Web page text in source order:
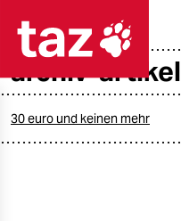
archiv-artikel
30 euro und keinen mehr